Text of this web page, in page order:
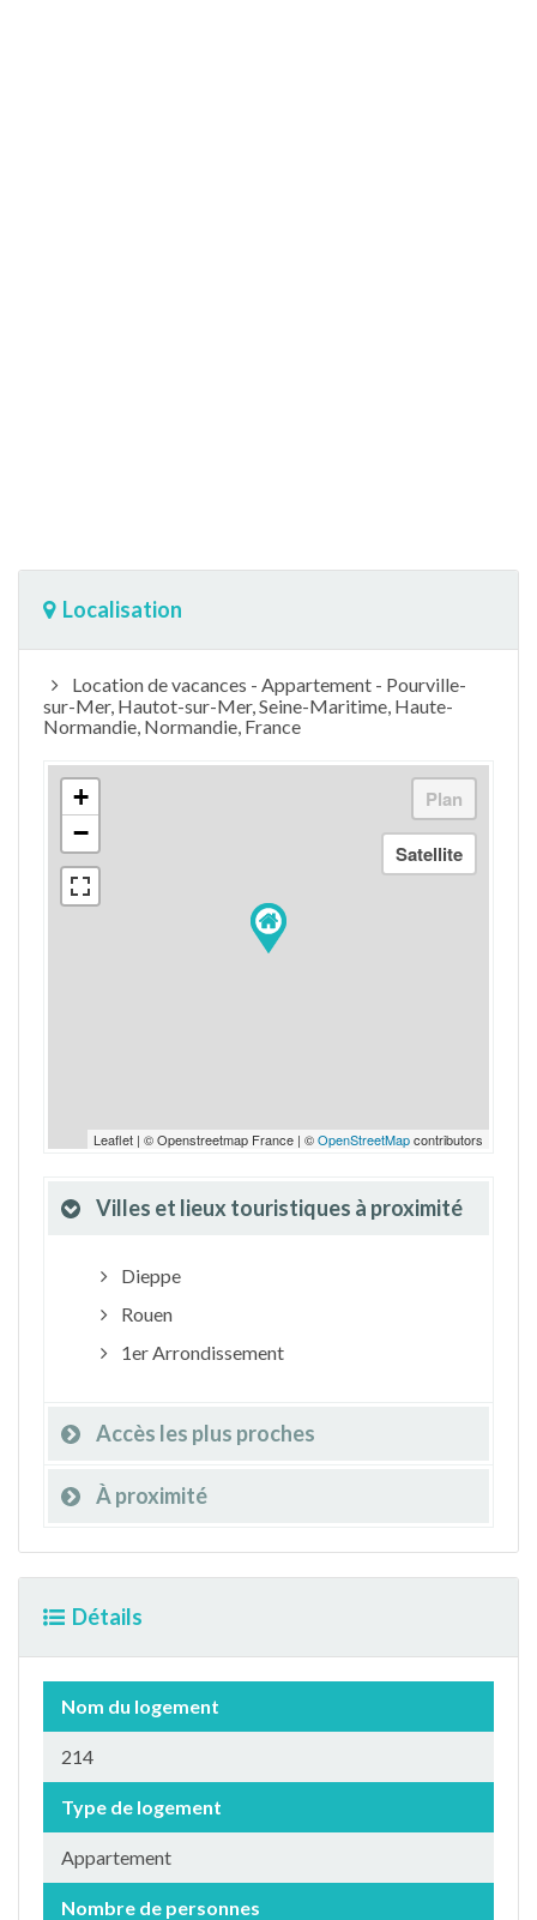
Localisation
Location de vacances - Appartement - Pourville-
sur-Mer, Hautot-sur-Mer, Seine-Maritime, Haute-
Normandie, Normandie, France
+
−
Leaflet | © Openstreetmap France | ©OpenStreetMapcontributors
Villes et lieux touristiques à proximité
Dieppe
Rouen
1er Arrondissement
Accès les plus proches
À proximité
Détails
Nom du logement
214
Type de logement
Appartement
Nombre de personnes